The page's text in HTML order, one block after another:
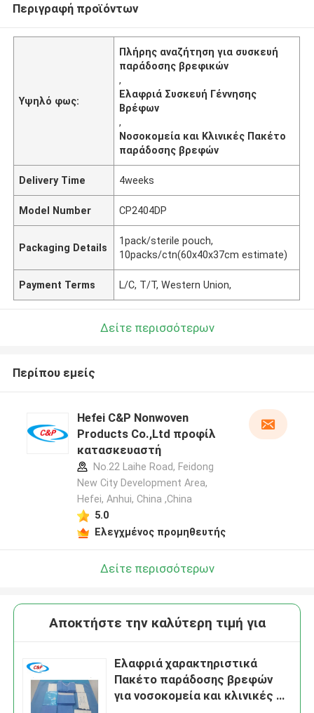
Περιγραφή προϊόντων
Υψηλό φως:
Πλήρης αναζήτηση για συσκευή
παράδοσης βρεφικών
,
Ελαφριά Συσκευή Γέννησης
Βρέφων
,
Νοσοκομεία και Κλινικές Πακέτο
παράδοσης βρεφών
Delivery Time 4weeks
Model Number CP2404DP
Packaging Details
1pack/sterile pouch,
10packs/ctn(60x40x37cm estimate)
Payment Terms L/C, T/T, Western Union,
Δείτε περισσότερων
Περίπου εμείς
Hefei C&P Nonwoven
Products Co.,Ltd προφίλ
κατασκευαστή
No.22 Laihe Road, Feidong
New City Development Area,
Hefei, Anhui, China ,China
5.0
Ελεγχμένος προμηθευτής
Δείτε περισσότερων
Αποκτήστε την καλύτερη τιμή για
Ελαφριά χαρακτηριστικά
Πακέτο παράδοσης βρεφών
για νοσοκομεία και κλινικές σε